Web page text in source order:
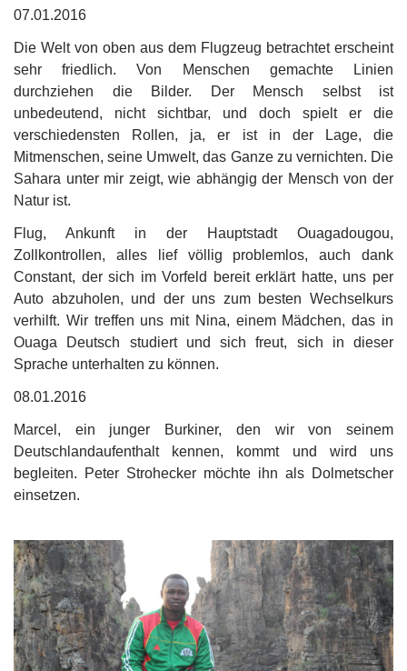
07.01.2016
Die Welt von oben aus dem Flugzeug betrachtet erscheint
sehr friedlich. Von Menschen gemachte Linien
durchziehen die Bilder. Der Mensch selbst ist
unbedeutend, nicht sichtbar, und doch spielt er die
verschiedensten Rollen, ja, er ist in der Lage, die
Mitmenschen, seine Umwelt, das Ganze zu vernichten. Die
Sahara unter mir zeigt, wie abhängig der Mensch von der
Natur ist.
Flug, Ankunft in der Hauptstadt Ouagadougou,
Zollkontrollen, alles lief völlig problemlos, auch dank
Constant, der sich im Vorfeld bereit erklärt hatte, uns per
Auto abzuholen, und der uns zum besten Wechselkurs
verhilft. Wir treffen uns mit Nina, einem Mädchen, das in
Ouaga Deutsch studiert und sich freut, sich in dieser
Sprache unterhalten zu können.
08.01.2016
Marcel, ein junger Burkiner, den wir von seinem
Deutschlandaufenthalt kennen, kommt und wird uns
begleiten. Peter Strohecker möchte ihn als Dolmetscher
einsetzen.